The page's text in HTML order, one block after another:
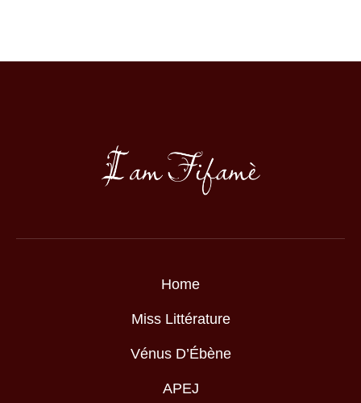
Home
Miss Littérature
Vénus D’Ébène
APEJ